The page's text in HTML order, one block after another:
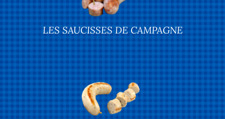
LES SAUCISSES DE CAMPAGNE